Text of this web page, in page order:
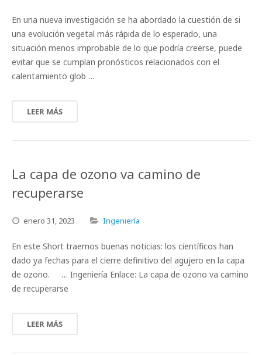
En una nueva investigación se ha abordado la cuestión de si
una evolución vegetal más rápida de lo esperado, una
situación menos improbable de lo que podría creerse, puede
evitar que se cumplan pronósticos relacionados con el
calentamiento glob …
LEER MÁS
La capa de ozono va camino de
recuperarse
enero 31, 2023 Ingeniería
En este Short traemos buenas noticias: los científicos han
dado ya fechas para el cierre definitivo del agujero en la capa
de ozono. … Ingeniería Enlace: La capa de ozono va camino
de recuperarse
LEER MÁS